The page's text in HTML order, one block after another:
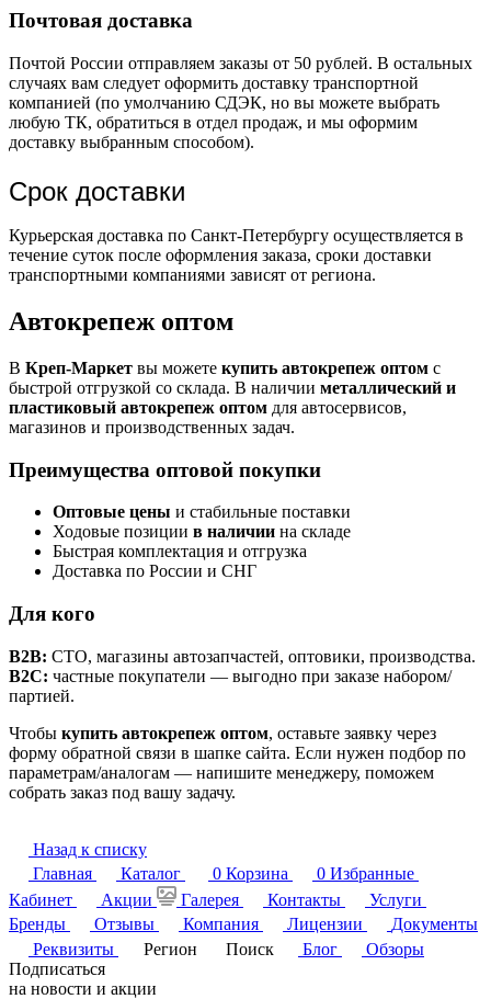
Почтовая доставка
Почтой России отправляем заказы от 50 рублей. В остальных
случаях вам следует оформить доставку транспортной
компанией (по умолчанию СДЭК, но вы можете выбрать
любую ТК, обратиться в отдел продаж, и мы оформим
доставку выбранным способом).
Срок доставки
Курьерская доставка по Санкт-Петербургу осуществляется в
течение суток после оформления заказа, сроки доставки
транспортными компаниями зависят от региона.
Автокрепеж оптом
В Креп-Маркет вы можете купить автокрепеж оптом с
быстрой отгрузкой со склада. В наличии металлический и
пластиковый автокрепеж оптом для автосервисов,
магазинов и производственных задач.
Преимущества оптовой покупки
Оптовые цены и стабильные поставки
Ходовые позиции в наличии на складе
Быстрая комплектация и отгрузка
Доставка по России и СНГ
Для кого
B2B: СТО, магазины автозапчастей, оптовики, производства.
B2C: частные покупатели — выгодно при заказе набором/
партией.
Чтобы купить автокрепеж оптом, оставьте заявку через
форму обратной связи в шапке сайта. Если нужен подбор по
параметрам/аналогам — напишите менеджеру, поможем
собрать заказ под вашу задачу.
Назад к списку
Главная
Каталог 0 Корзина 0 Избранные
Кабинет
Акции Галерея Контакты
Услуги
Бренды
Отзывы Компания Лицензии
Документы
Реквизиты
Регион Поиск Блог
Обзоры
Подписаться
на новости и акции